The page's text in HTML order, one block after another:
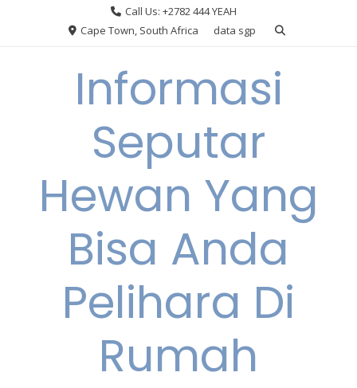
Call Us: +2782 444 YEAH
Cape Town, South Africa
data sgp
Informasi
Seputar
Hewan Yang
Bisa Anda
Pelihara Di
Rumah